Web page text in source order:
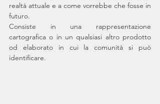
realtà attuale e a come vorrebbe che fosse in
futuro.
Consiste in una rappresentazione
cartografica o in un qualsiasi altro prodotto
od elaborato in cui la comunità si può
identificare.